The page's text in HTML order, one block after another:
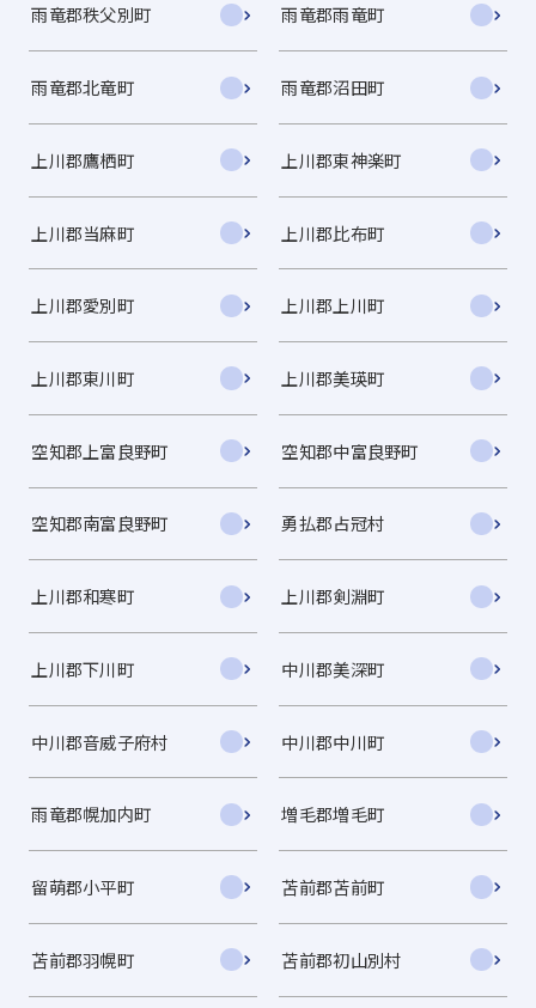
雨竜郡秩父別町 雨竜郡雨竜町
雨竜郡北竜町 雨竜郡沼田町
上川郡鷹栖町 上川郡東神楽町
上川郡当麻町 上川郡比布町
上川郡愛別町 上川郡上川町
上川郡東川町 上川郡美瑛町
空知郡上富良野町 空知郡中富良野町
空知郡南富良野町 勇払郡占冠村
上川郡和寒町 上川郡剣淵町
上川郡下川町 中川郡美深町
中川郡音威子府村 中川郡中川町
雨竜郡幌加内町 増毛郡増毛町
留萌郡小平町 苫前郡苫前町
苫前郡羽幌町 苫前郡初山別村